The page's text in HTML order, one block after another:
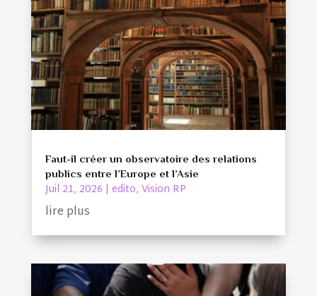
Faut-il créer un observatoire des relations
publics entre l’Europe et l’Asie
Juil 21, 2026 | edito, Vision RP
lire plus